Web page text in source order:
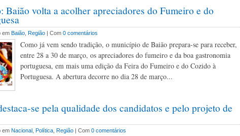
Baião volta a acolher apreciadores do Fumeiro e do
em Baião Região | Com 0 comentários
Como já vem sendo tradição, o município de Baião prepara-se para receber,
entre 28 a 30 de março, os apreciadores do fumeiro e da boa gastronomia
portuguesa, em mais uma edição da Feira do Fumeiro e do Cozido à
Portuguesa. A abertura decorre no dia 28 de março...
se pela qualidade dos candidatos e pelo projeto de
em Nacional Política Região | Com 0 comentários